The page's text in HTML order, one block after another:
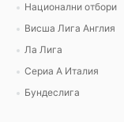
Национални отбори
Висша Лига Англия
Ла Лига
Сериа А Италия
Бундеслига